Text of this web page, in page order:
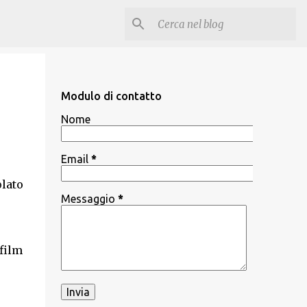
film
Modulo di contatto
Nome
Email *
Messaggio *